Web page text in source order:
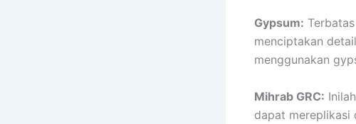
Gypsum:
menciptakan
menggunakan
Mihrab GRC:
dapat mereplikasi